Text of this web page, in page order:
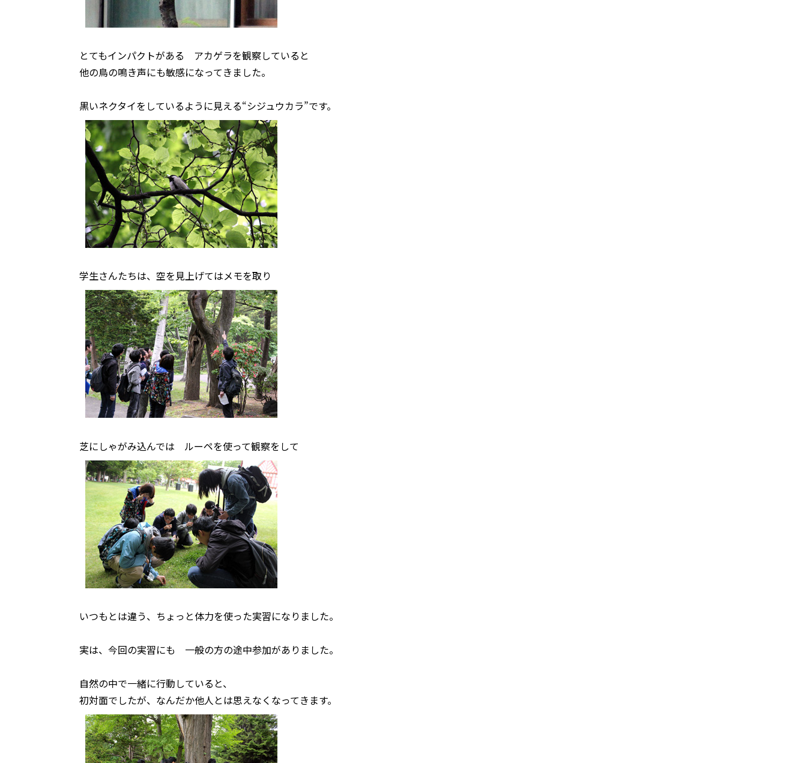
とてもインパクトがある アカゲラを観察していると
他の鳥の鳴き声にも敏感になってきました。
黒いネクタイをしているように見える“シジュウカラ”です。
学生さんたちは、空を見上げてはメモを取り
芝にしゃがみ込んでは ルーペを使って観察をして
いつもとは違う、ちょっと体力を使った実習になりました。
実は、今回の実習にも 一般の方の途中参加がありました。
自然の中で一緒に行動していると、
初対面でしたが、なんだか他人とは思えなくなってきます。